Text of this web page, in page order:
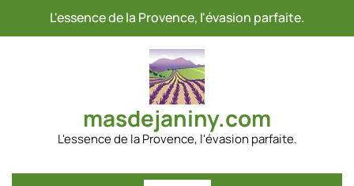
L'essence de la Provence, l'évasion parfaite.
masdejaniny.com
L'essence de la Provence, l'évasion parfaite.